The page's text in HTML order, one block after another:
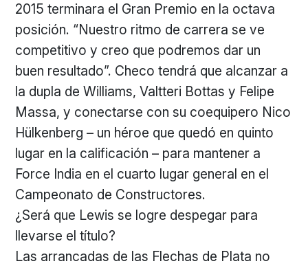
2015 terminara el Gran Premio en la octava
posición. “Nuestro ritmo de carrera se ve
competitivo y creo que podremos dar un
buen resultado”. Checo tendrá que alcanzar a
la dupla de Williams, Valtteri Bottas y Felipe
Massa, y conectarse con su coequipero Nico
Hülkenberg – un héroe que quedó en quinto
lugar en la calificación – para mantener a
Force India en el cuarto lugar general en el
Campeonato de Constructores.
¿Será que Lewis se logre despegar para
llevarse el título?
Las arrancadas de las Flechas de Plata no